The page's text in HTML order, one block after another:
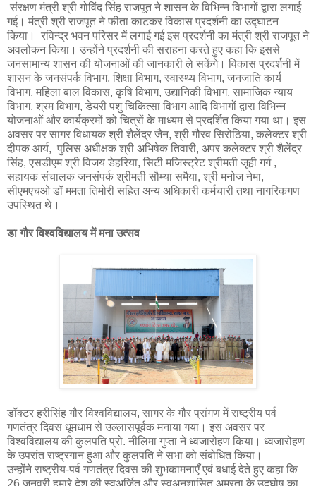
संरक्षण मंत्री श्री गोविंद सिंह राजपूत ने शासन के विभिन्न विभागों द्वारा लगाई
गई। मंत्री श्री राजपूत ने फीता काटकर विकास प्रदर्शनी का उद्घाटन
किया। रविन्द्र भवन परिसर में लगाई गई इस प्रदर्शनी का मंत्री श्री राजपूत ने
अवलोकन किया। उन्होंने प्रदर्शनी की सराहना करते हुए कहा कि इससे
जनसामान्य शासन की योजनाओं की जानकारी ले सकेंगे। विकास प्रदर्शनी में
शासन के जनसंपर्क विभाग, शिक्षा विभाग, स्वास्थ्य विभाग, जनजाति कार्य
विभाग, महिला बाल विकास, कृषि विभाग, उद्यानिकी विभाग, सामाजिक न्याय
विभाग, श्रम विभाग, डेयरी पशु चिकित्सा विभाग आदि विभागों द्वारा विभिन्न
योजनाओं और कार्यक्रमों को चित्रों के माध्यम से प्रदर्शित किया गया था। इस
अवसर पर सागर विधायक श्री शैलेंद्र जैन, श्री गौरव सिरोठिया, कलेक्टर श्री
दीपक आर्य, पुलिस अधीक्षक श्री अभिषेक तिवारी, अपर कलेक्टर श्री शैलेंद्र
सिंह, एसडीएम श्री विजय डेहरिया, सिटी मजिस्ट्रेट श्रीमती जूही गर्ग ,
सहायक संचालक जनसंपर्क श्रीमती सौम्या समैया, श्री मनोज नेमा,
सीएमएचओ डॉ ममता तिमोरी सहित अन्य अधिकारी कर्मचारी तथा नागरिकगण
उपस्थित थे।
डा गौर विश्वविद्यालय में मना उत्सव
डॉक्टर हरीसिंह गौर विश्वविद्यालय, सागर के गौर प्रांगण में राष्ट्रीय पर्व
गणतंत्र दिवस धूमधाम से उल्लासपूर्वक मनाया गया। इस अवसर पर
विश्वविद्यालय की कुलपति प्रो. नीलिमा गुप्ता ने ध्वजारोहण किया। ध्वजारोहण
के उपरांत राष्ट्रगान हुआ और कुलपति ने सभा को संबोधित किया।
उन्होंने राष्ट्रीय-पर्व गणतंत्र दिवस की शुभकामनाएँ एवं बधाई देते हुए कहा कि